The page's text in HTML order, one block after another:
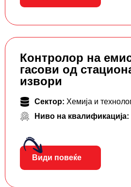
Контролор на
гасови од
извори
Сектор: Хемија и
Ниво на квалификација:
Види повеќе